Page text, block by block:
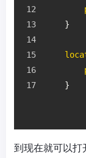
    }
    }
到现在就可以